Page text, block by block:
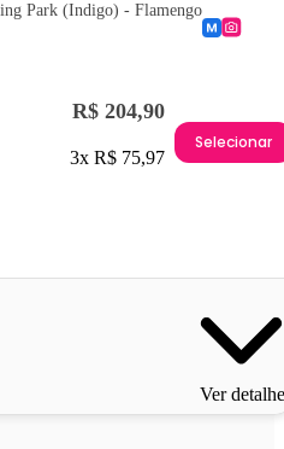
Park (Indigo) - Flamengo
R$ 204,90
3x R$ 75,97
Selecionar
Ver